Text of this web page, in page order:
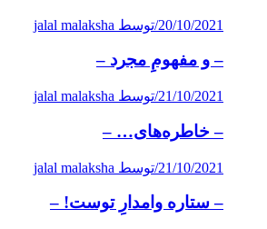
20/10/2021
/توسط jalal malaksha
– و مفهومِ مجرد –
21/10/2021
/توسط jalal malaksha
– خاطره‌های… –
21/10/2021
/توسط jalal malaksha
– ستاره وامدارِ توست! –